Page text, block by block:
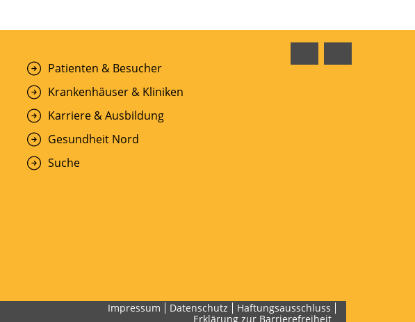
Patienten & Besucher
Krankenhäuser & Kliniken
Karriere & Ausbildung
Gesundheit Nord
Suche
Impressum Datenschutz
Haftungsausschluss
Erklärung zur Barrierefreiheit